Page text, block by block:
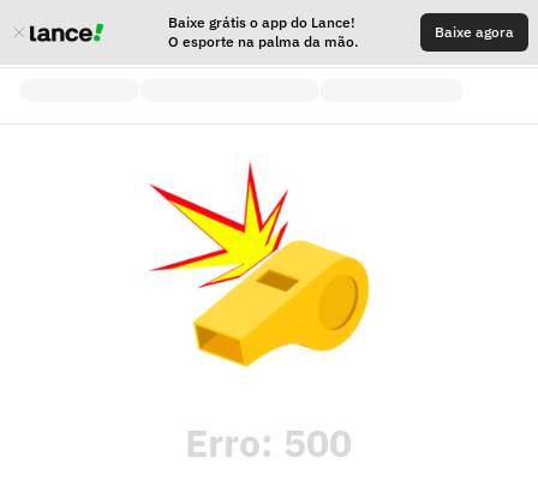
Baixe grátis o app do Lance!
O esporte na palma da mão.
Baixe agora
Erro: 500